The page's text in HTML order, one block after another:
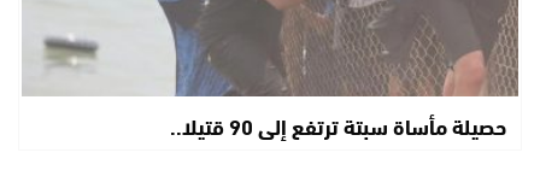
حصيلة مأساة سبتة ترتفع إلى 90 قتيلا..